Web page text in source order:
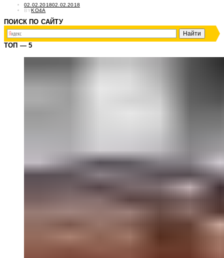
POSTED
ON
02.02.201802.02.2018
BYKO4A
ПОИСК ПО САЙТУ
ТОП — 5